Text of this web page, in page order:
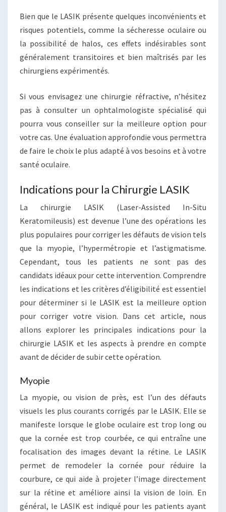
Bien que le LASIK présente quelques inconvénients et
risques potentiels, comme la sécheresse oculaire ou
la possibilité de halos, ces effets indésirables sont
généralement transitoires et bien maîtrisés par les
chirurgiens expérimentés.
Si vous envisagez une chirurgie réfractive, n’hésitez
pas à consulter un ophtalmologiste spécialisé qui
pourra vous conseiller sur la meilleure option pour
votre cas. Une évaluation approfondie vous permettra
de faire le choix le plus adapté à vos besoins et à votre
santé oculaire.
Indications pour la Chirurgie LASIK
La chirurgie LASIK (Laser-Assisted In-Situ
Keratomileusis) est devenue l’une des opérations les
plus populaires pour corriger les défauts de vision tels
que la myopie, l’hypermétropie et l’astigmatisme.
Cependant, tous les patients ne sont pas des
candidats idéaux pour cette intervention. Comprendre
les indications et les critères d’éligibilité est essentiel
pour déterminer si le LASIK est la meilleure option
pour corriger votre vision. Dans cet article, nous
allons explorer les principales indications pour la
chirurgie LASIK et les aspects à prendre en compte
avant de décider de subir cette opération.
Myopie
La myopie, ou vision de près, est l’un des défauts
visuels les plus courants corrigés par le LASIK. Elle se
manifeste lorsque le globe oculaire est trop long ou
que la cornée est trop courbée, ce qui entraîne une
focalisation des images devant la rétine. Le LASIK
permet de remodeler la cornée pour réduire la
courbure, ce qui aide à projeter l’image directement
sur la rétine et améliore ainsi la vision de loin. En
général, le LASIK est indiqué pour les patients ayant